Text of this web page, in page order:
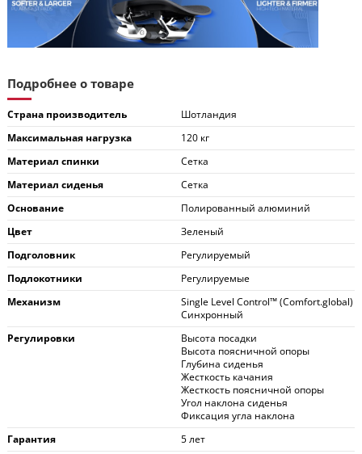
Подробнее о товаре
Страна производитель
Шотландия
Максимальная нагрузка
120 кг
Материал спинки
Сетка
Материал сиденья
Сетка
Основание
Полированный алюминий
Цвет
Зеленый
Подголовник
Регулируемый
Подлокотники
Регулируемые
Механизм
Single Level Control™ (Comfort.global)
Синхронный
Регулировки
Высота посадки
Высота поясничной опоры
Глубина сиденья
Жесткость качания
Жесткость поясничной опоры
Угол наклона сиденья
Фиксация угла наклона
Гарантия
5 лет